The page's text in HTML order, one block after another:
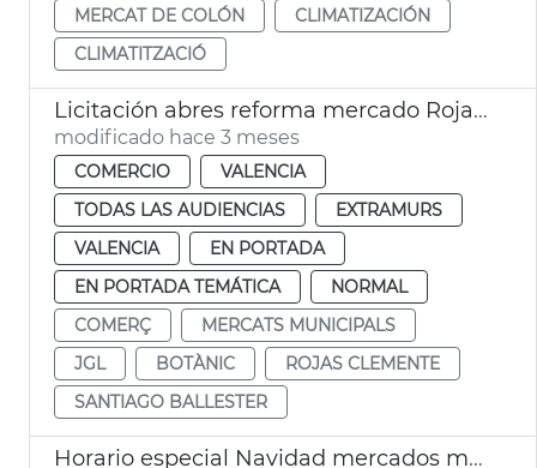
MERCAT DE COLÓN
CLIMATIZACIÓN
CLIMATITZACIÓ
Licitación abres reforma mercado Rojas Clemente
modificado hace 3 meses
COMERCIO
VALENCIA
TODAS LAS AUDIENCIAS
EXTRAMURS
VALENCIA
EN PORTADA
EN PORTADA TEMÁTICA
NORMAL
COMERÇ
MERCATS MUNICIPALS
JGL
BOTÀNIC
ROJAS CLEMENTE
SANTIAGO BALLESTER
Horario especial Navidad mercados municipales València